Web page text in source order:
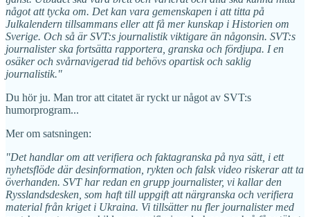
något att tycka om. Det kan vara gemenskapen i att titta på
Julkalendern tillsammans eller att få mer kunskap i Historien om
Sverige. Och så är SVT:s journalistik viktigare än någonsin. SVT:s
journalister ska fortsätta rapportera, granska och fördjupa. I en
osäker och svårnavigerad tid behövs opartisk och saklig
journalistik."
Du hör ju. Man tror att citatet är ryckt ur något av SVT:s
humorprogram...
Mer om satsningen:
"Det handlar om att verifiera och faktagranska på nya sätt, i ett
nyhetsflöde där desinformation, rykten och falsk video riskerar att ta
överhanden. SVT har redan en grupp journalister, vi kallar den
Rysslandsdesken, som haft till uppgift att närgranska och verifiera
material från kriget i Ukraina. Vi tillsätter nu fler journalister med